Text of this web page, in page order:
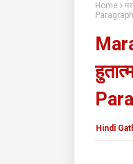
Home
Hindi